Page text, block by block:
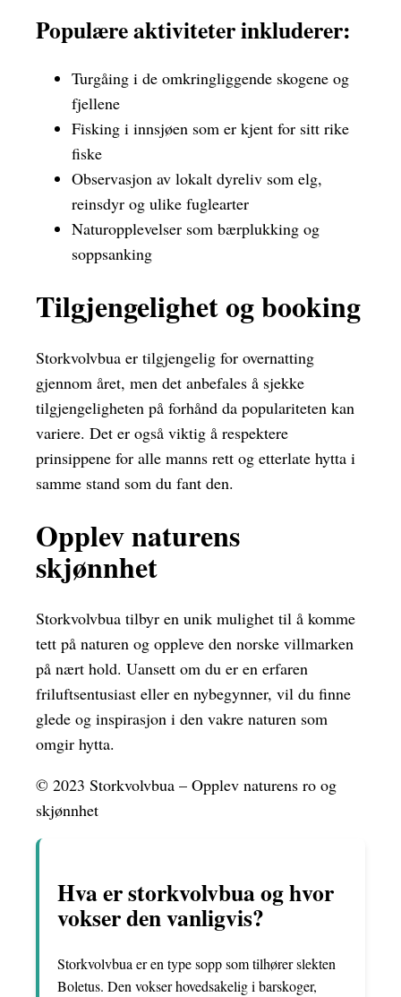
Populære aktiviteter inkluderer:
Turgåing i de omkringliggende skogene og
fjellene
Fisking i innsjøen som er kjent for sitt rike
fiske
Observasjon av lokalt dyreliv som elg,
reinsdyr og ulike fuglearter
Naturopplevelser som bærplukking og
soppsanking
Tilgjengelighet og booking
Storkvolvbua er tilgjengelig for overnatting
gjennom året, men det anbefales å sjekke
tilgjengeligheten på forhånd da populariteten kan
variere. Det er også viktig å respektere
prinsippene for alle manns rett og etterlate hytta i
samme stand som du fant den.
Opplev naturens
skjønnhet
Storkvolvbua tilbyr en unik mulighet til å komme
tett på naturen og oppleve den norske villmarken
på nært hold. Uansett om du er en erfaren
friluftsentusiast eller en nybegynner, vil du finne
glede og inspirasjon i den vakre naturen som
omgir hytta.
© 2023 Storkvolvbua – Opplev naturens ro og
skjønnhet
Hva er storkvolvbua og hvor
vokser den vanligvis?
Storkvolvbua er en type sopp som tilhører slekten
Boletus. Den vokser hovedsakelig i barskoger,